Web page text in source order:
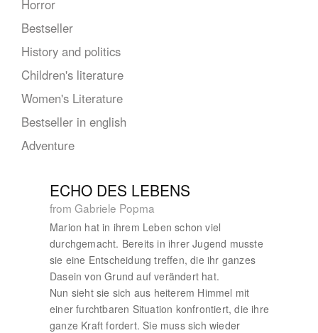
Horror
Bestseller
History and politics
Children's literature
Women's Literature
Bestseller in english
Adventure
ECHO DES LEBENS
from Gabriele Popma
Marion hat in ihrem Leben schon viel
durchgemacht. Bereits in ihrer Jugend musste
sie eine Entscheidung treffen, die ihr ganzes
Dasein von Grund auf verändert hat.
Nun sieht sie sich aus heiterem Himmel mit
einer furchtbaren Situation konfrontiert, die ihre
ganze Kraft fordert. Sie muss sich wieder